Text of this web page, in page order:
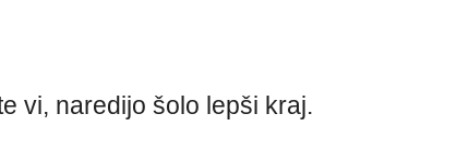
vi, naredijo šolo lepši kraj.